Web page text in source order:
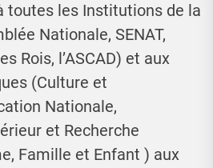
toutes les Institutions de la
Nationale, SENAT,
Rois, l’ASCAD) et aux
(Culture et
Nationale,
et Recherche
Famille et Enfant ) aux